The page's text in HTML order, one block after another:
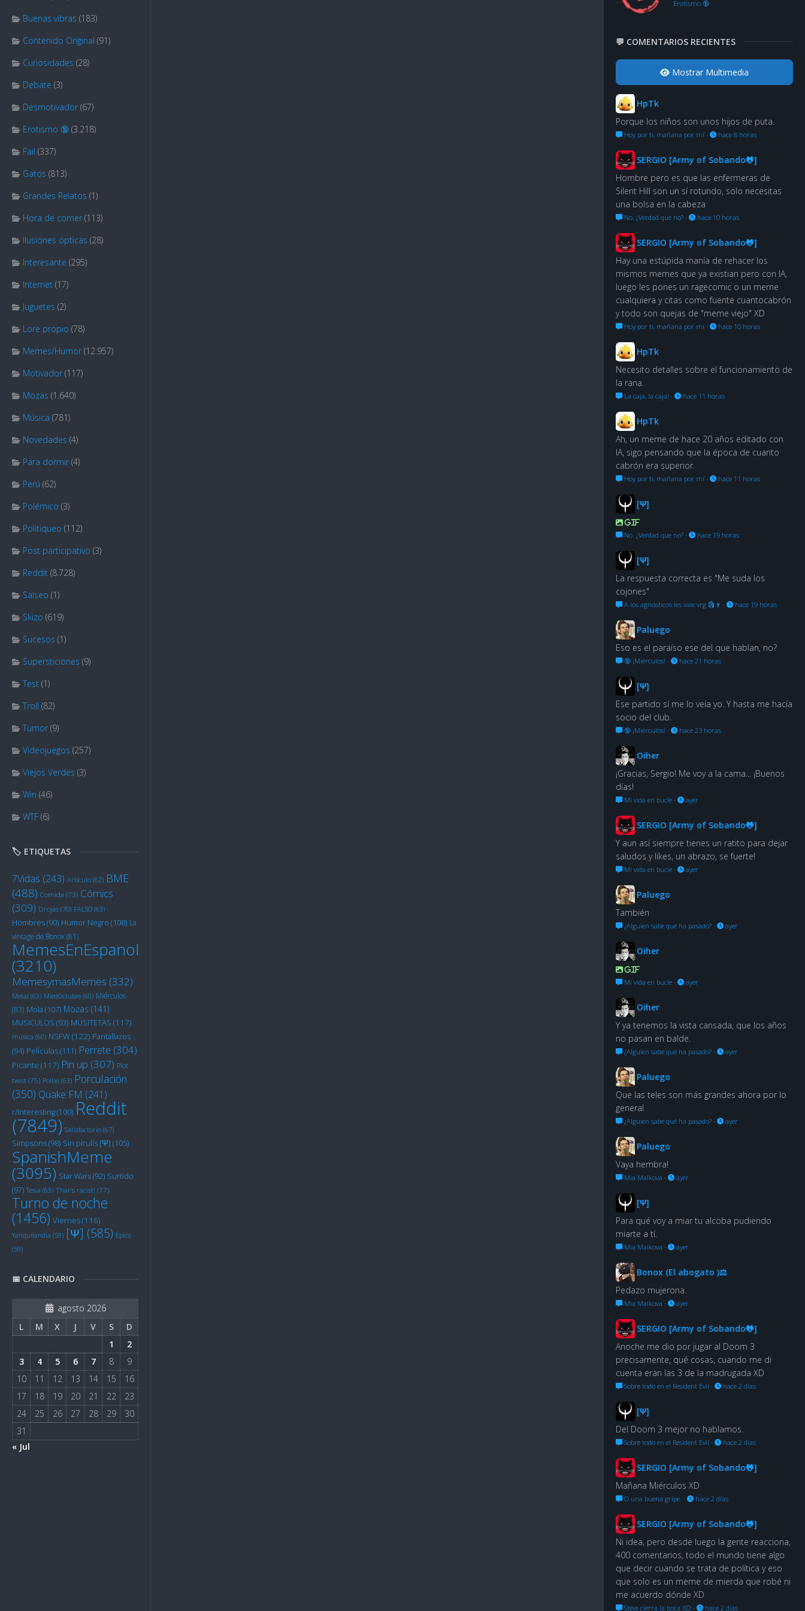
Buenas vibras (183)
Contenido Original (91)
Curiosidades (28)
Debate (3)
Desmotivador (67)
Erotismo 🔞 (3.218)
Fail (337)
Gatos (813)
Grandes Relatos (1)
Hora de comer (113)
Ilusiones ópticas (28)
Interesante (295)
Internet (17)
Juguetes (2)
Lore propio (78)
Memes/Humor (12.957)
Motivador (117)
Mozas (1.640)
Música (781)
Novedades (4)
Para dormir (4)
Perú (62)
Polémico (3)
Politiqueo (112)
Post participativo (3)
Reddit (8.728)
Salseo (1)
Skizo (619)
Sucesos (1)
Supersticiones (9)
Test (1)
Troll (82)
Tumor (9)
Videojuegos (257)
Viejos Verdes (3)
Win (46)
WTF (6)
🏷️ ETIQUETAS
7Vidas (243) Artículo (62) BME
(488) Comida (73) Cómics
(309) Drojas (70) FALSO (63)
Hombres(90) Humor Negro (108) La
vintage de Bonox(81)
MemesEnEspanol
(3210)
MemesymasMemes (332)
Metal (63) MiedOctubre (60) Miérculos
(83) Mola (107) Mozas (141)
MUSICULOS (93) MUSITETAS (117)
música (60) NSFW(122) Pantallazos
(94) Películas(111) Perrete (304)
Picante (117) Pin up (307) Plot
twist (75) Pollas (63) Porculación
(350) Quake FM (241)
r/Interesting(100) Reddit
(7849) Satisfactorio (67)
Simpsons(98) Sin pirulís [Ψ] (105)
SpanishMeme
(3095) Star Wars(92) Surtido
(97) Tessa (63) That's racist! (77)
Turno de noche
(1456) Viernes(116)
Yanquilandia (59) [Ψ] (585) Épico
(59)
📅 CALENDARIO
agosto 2026
L
M X J V S
D
1
2
3
4 5 6 7 8
9
10
11 12 13 14 15
16
17
18 19 20 21 22
23
24
25 26 27 28 29
30
31
« Jul
Erotismo 🔞
💬 COMENTARIOS RECIENTES
Mostrar Multimedia
HpTk
Porque los niños son unos hijos de puta.
Hoy por ti, mañana por mí · hace 8 horas
SERGIO [Army of Sobando🐸]
Hombre pero es que las enfermeras de
Silent Hill son un sí rotundo, solo necesitas
una bolsa en la cabeza
No. ¿Verdad que no? · hace 10 horas
SERGIO [Army of Sobando🐸]
Hay una estúpida manía de rehacer los
mismos memes que ya existian pero con IA,
luego les pones un ragecomic o un meme
cualquiera y citas como fuente cuantocabrón
y todo son quejas de "meme viejo" XD
Hoy por ti, mañana por mí · hace 10 horas
HpTk
Necesito detalles sobre el funcionamiento de
la rana.
La caja, la caja! · hace 11 horas
HpTk
Ah, un meme de hace 20 años editado con
IA, sigo pensando que la época de cuanto
cabrón era superior.
Hoy por ti, mañana por mí · hace 11 horas
[Ψ]
GIF
No. ¿Verdad que no? · hace 19 horas
[Ψ]
La respuesta correcta es "Me suda los
cojones"
A los agnosticos les vale vrg 🗿🍷 · hace 19 horas
Paluego
Eso es el paraíso ese del que hablan, no?
🔞 ¡Miérculos! · hace 21 horas
[Ψ]
Ese partido sí me lo veía yo. Y hasta me hacía
socio del club.
🔞 ¡Miérculos! · hace 23 horas
Oiher
¡Gracias, Sergio! Me voy a la cama... ¡Buenos
días!
Mi vida en bucle · ayer
SERGIO [Army of Sobando🐸]
Y aun así siempre tienes un ratito para dejar
saludos y likes, un abrazo, se fuerte!
Mi vida en bucle · ayer
Paluego
También
¿Alguien sabe qué ha pasado? · ayer
Oiher
GIF
Mi vida en bucle · ayer
Oiher
Y ya tenemos la vista cansada, que los años
no pasan en balde.
¿Alguien sabe qué ha pasado? · ayer
Paluego
Que las teles son más grandes ahora por lo
general
¿Alguien sabe qué ha pasado? · ayer
Paluego
Vaya hembra!
Mia Malkova · ayer
[Ψ]
Para qué voy a miar tu alcoba pudiendo
miarte a tí.
Mia Malkova · ayer
Bonox (El abogato )⚖
Pedazo mujerona.
Mia Malkova · ayer
SERGIO [Army of Sobando🐸]
Anoche me dio por jugar al Doom 3
precisamente, qué cosas, cuando me di
cuenta eran las 3 de la madrugada XD
Sobre todo en el Resident Evil · hace 2 días
[Ψ]
Del Doom 3 mejor no hablamos.
Sobre todo en el Resident Evil · hace 2 días
SERGIO [Army of Sobando🐸]
Mañana Miérculos XD
O una buena gripe. · hace 2 días
SERGIO [Army of Sobando🐸]
Ni idea, pero desde luego la gente reacciona,
400 comentarios, todo el mundo tiene algo
que decir cuando se trata de política y eso
que solo es un meme de mierda que robé ni
me acuerdo dónde XD
Steve cierra la boca XD · hace 2 días